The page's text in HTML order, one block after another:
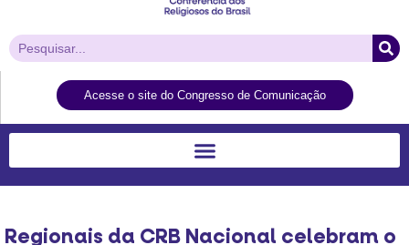
Acesse o site do Congresso de Comunicação
Regionais da CRB Nacional celebram o